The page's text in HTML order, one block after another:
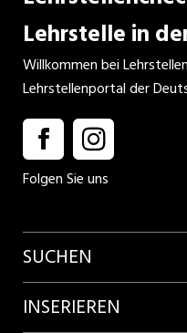
Lehrstelle in
Willkommen bei
Lehrstellenportal der
Folgen Sie uns
SUCHEN
Firmenprofile entdecken
INSERIEREN